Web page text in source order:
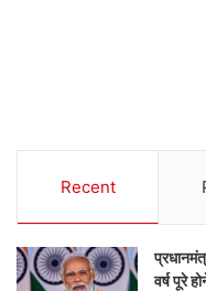
Recent
वर्ष पूरे